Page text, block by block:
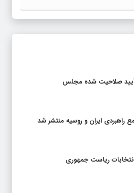
صلاحیت شده مجلس
ایران و روسیه منتشر شد
ریاست جمهوری